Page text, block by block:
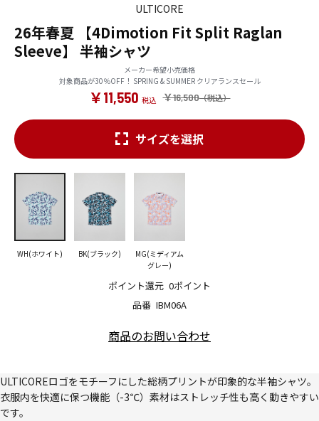
ULTICORE
26年春夏 【4Dimotion Fit Split Raglan
Sleeve】 半袖シャツ
メーカー希望小売価格
対象商品が30％OFF！ SPRING & SUMMER クリアランスセール
￥16,500
￥11,550
品番 IBM06A
ポイント還元 0ポイント
サイズを選択
WH(ホワイト) BK(ブラック)
MG(ミディアム
グレー)
商品のお問い合わせ
ULTICOREロゴをモチーフにした総柄プリントが印象的な半袖シャツ。
衣服内を快適に保つ機能（-3℃）素材はストレッチ性も高く動きやすい
です。